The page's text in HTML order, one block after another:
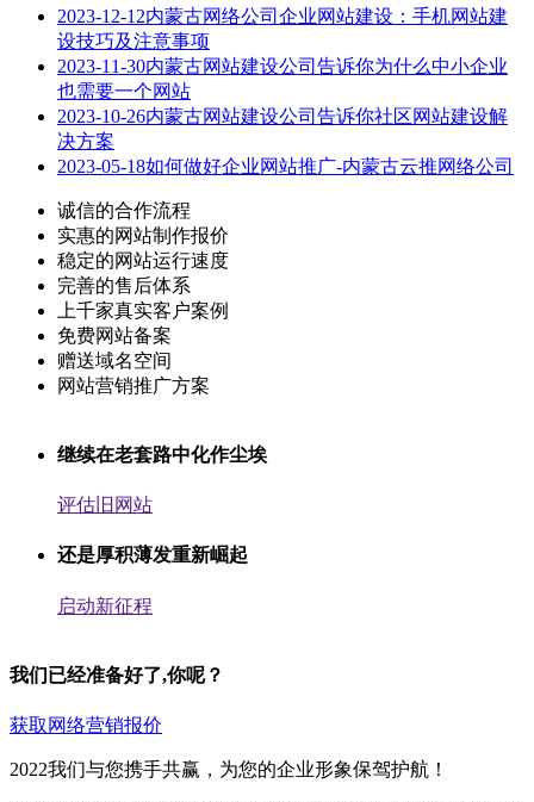
2023-12-12内蒙古网络公司企业网站建设：手机网站建
设技巧及注意事项
2023-11-30内蒙古网站建设公司告诉你为什么中小企业
也需要一个网站
2023-10-26内蒙古网站建设公司告诉你社区网站建设解
决方案
2023-05-18如何做好企业网站推广-内蒙古云推网络公司
诚信的合作流程
实惠的网站制作报价
稳定的网站运行速度
完善的售后体系
上千家真实客户案例
免费网站备案
赠送域名空间
网站营销推广方案
继续在老套路中化作尘埃
评估旧网站
还是厚积薄发重新崛起
启动新征程
我们已经准备好了,你呢？
获取网络营销报价
2022我们与您携手共赢，为您的企业形象保驾护航！